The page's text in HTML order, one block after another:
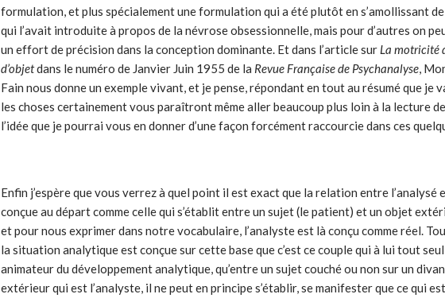
formulation, et plus spécialement une formulation qui a été plutôt en s’amollissant
qui l’avait introduite à propos de la névrose obsessionnelle, mais pour d’autres on
un effort de précision dans la conception dominante. Et dans l’article sur La motricité
d’objetdans le numéro de Janvier Juin 1955 de la Revue Française de Psychanalyse,
Fain nous donne un exemple vivant, et je pense, répondant en tout au résumé que je
les choses certainement vous paraîtront même aller beaucoup plus loin à la lecture
l’idée que je pourrai vous en donner d’une façon forcément raccourcie dans ces
Enfin j’espère que vous verrez à quel point il est exact que la relation entre l’analysé
conçue au départ comme celle qui s’établit entre un sujet (le patient) et un objet
et pour nous exprimer dans notre vocabulaire, l’analyste est là conçu comme réel.
la situation analytique est conçue sur cette base que c’est ce couple qui à lui tout
animateur du développement analytique, qu’entre un sujet couché ou non sur un
extérieur qui est l’analyste, il ne peut en principe s’établir, se manifester que ce qui